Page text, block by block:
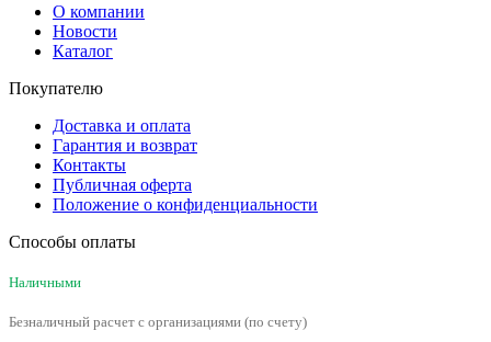
О компании
Новости
Каталог
Покупателю
Доставка и оплата
Гарантия и возврат
Контакты
Публичная оферта
Положение о конфиденциальности
Способы оплаты
Наличными
Безналичный расчет с организациями (по счету)